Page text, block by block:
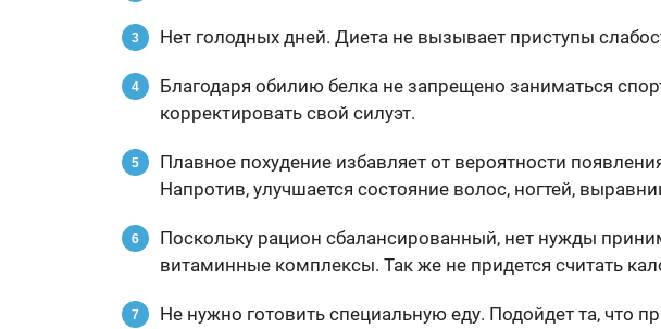
Нет голодных дней. Диета не вызывает приступы
Благодаря обилию белка не запрещено заниматься
корректировать свой силуэт.
Плавное похудение избавляет от вероятности
Напротив, улучшается состояние волос, ногтей,
Поскольку рацион сбалансированный, нет нужды
витаминные комплексы. Так же не придется считать
Не нужно готовить специальную еду. Подойдет та, что